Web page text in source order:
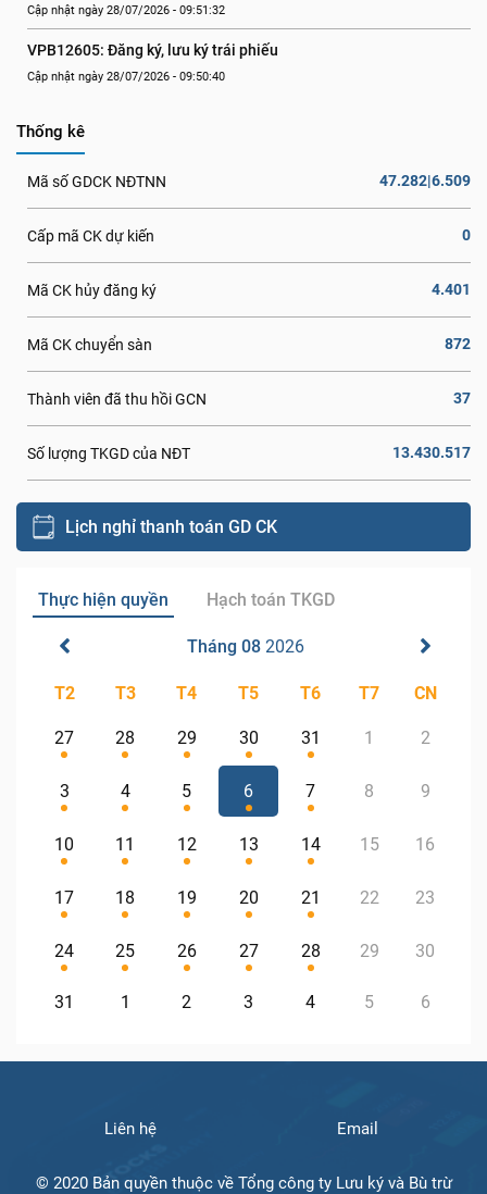
Cập nhật ngày 28/07/2026 - 09:51:32
VPB12605: Đăng ký, lưu ký trái phiếu
Cập nhật ngày 28/07/2026 - 09:50:40
Thống kê
Mã số GDCK NĐTNN 47.282|6.509
Cấp mã CK dự kiến 0
Mã CK hủy đăng ký 4.401
Mã CK chuyển sàn 872
Thành viên đã thu hồi GCN 37
Số lượng TKGD của NĐT 13.430.517
Lịch nghỉ thanh toán GD CK
Thực hiện quyền Hạch toán TKGD
Tháng 08 2026
T2 T3 T4 T5 T6 T7 CN
27 28 29 30 31 1 2
3 4 5 6 7 8 9
10 11 12 13 14 15 16
17 18 19 20 21 22 23
24 25 26 27 28 29 30
31 1 2 3 4 5 6
Liên hệ Email
© 2020 Bản quyền thuộc về Tổng công ty Lưu ký và Bù trừ